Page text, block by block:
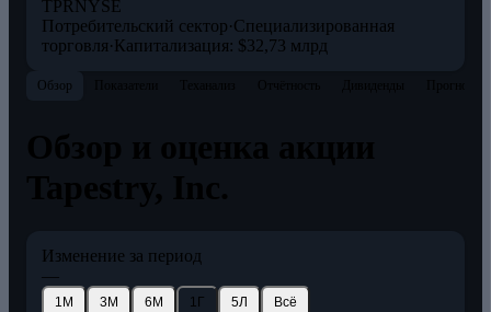
TPRNYSE
Потребительский сектор·Специализированная
торговля·Капитализация: $32,73 млрд
Обзор
Изменение за период
—
1М 3М 6М 1Г 5Л Всё